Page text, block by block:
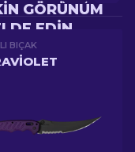
GÖRÜNÜM
EDIN
BIÇAK